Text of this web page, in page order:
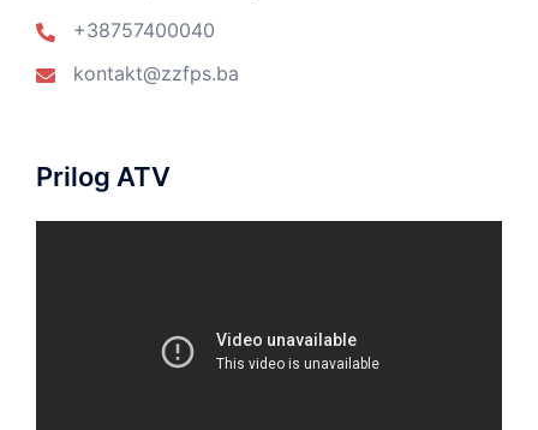
+38757400040
kontakt@zzfps.ba
Prilog ATV